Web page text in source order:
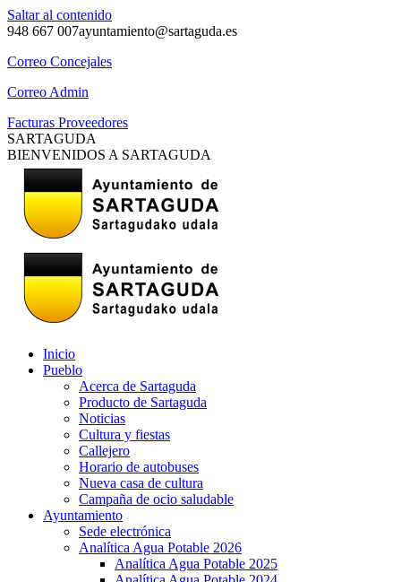
Saltar al contenido
948 667 007ayuntamiento@sartaguda.es
Correo Concejales
Correo Admin
Facturas Proveedores
SARTAGUDA
BIENVENIDOS A SARTAGUDA
Inicio
Pueblo
Acerca de Sartaguda
Producto de Sartaguda
Noticias
Cultura y fiestas
Callejero
Horario de autobuses
Nueva casa de cultura
Campaña de ocio saludable
Ayuntamiento
Sede electrónica
Analítica Agua Potable 2026
Analítica Agua Potable 2025